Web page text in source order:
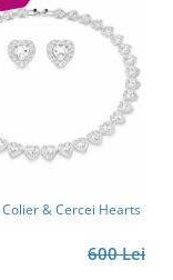
& Cercei Hearts
600 Lei